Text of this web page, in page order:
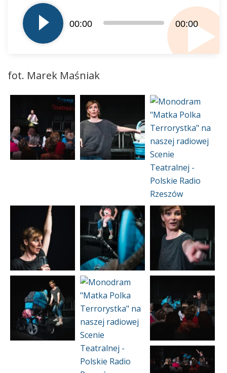
plików
dźwiękowych
00:00 00:00
fot. Marek Maśniak